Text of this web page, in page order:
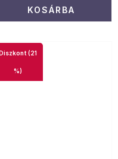
KOSÁRBA
(21
%)